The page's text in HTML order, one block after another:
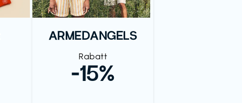
ARMEDANGELS
Rabatt
-15%